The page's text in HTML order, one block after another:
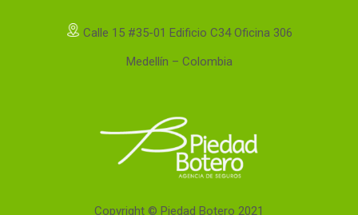
Calle 15 #35-01 Edificio C34 Oficina 306
Medellín – Colombia
Copyright © Piedad Botero 2021